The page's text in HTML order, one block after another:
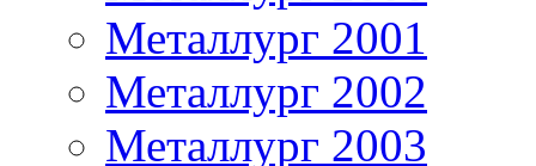
Металлург 2001
Металлург 2002
Металлург 2003